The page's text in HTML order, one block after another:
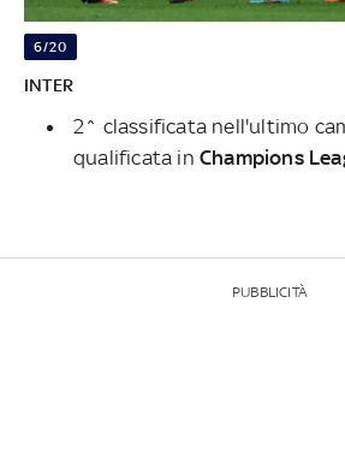
6/20
INTER
2^ classificata nell'ultimo
qualificata in Champions
PUBBLICITÀ